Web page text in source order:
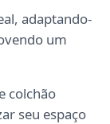
adaptando-
um
colchão
seu espaço